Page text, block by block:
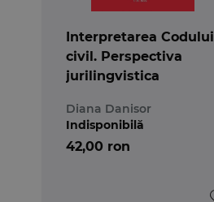
Interpretarea Codului
civil. Perspectiva
jurilingvistica
Diana Danisor
42,00 ron
Indisponibilă